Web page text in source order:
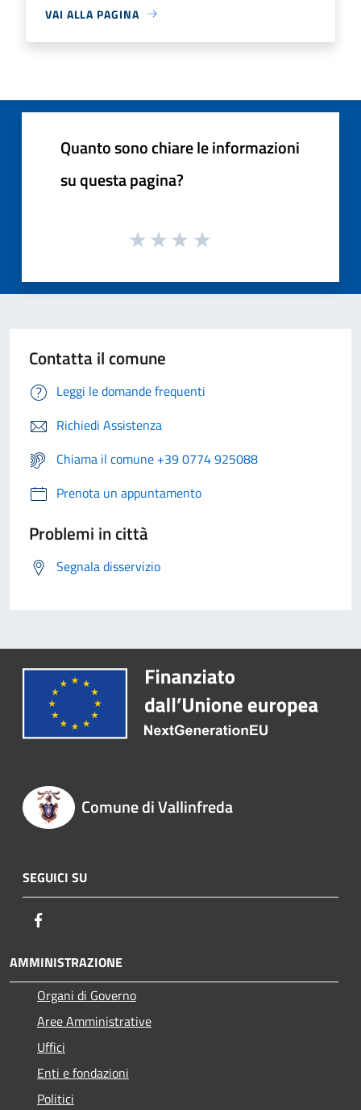
VAI ALLA PAGINA
Quanto sono chiare le informazioni
su questa pagina?
Contatta il comune
Leggi le domande frequenti
Richiedi Assistenza
Chiama il comune +39 0774 925088
Prenota un appuntamento
Problemi in città
Segnala disservizio
Comune di Vallinfreda
SEGUICI SU
AMMINISTRAZIONE
Organi di Governo
Aree Amministrative
Uffici
Enti e fondazioni
Politici